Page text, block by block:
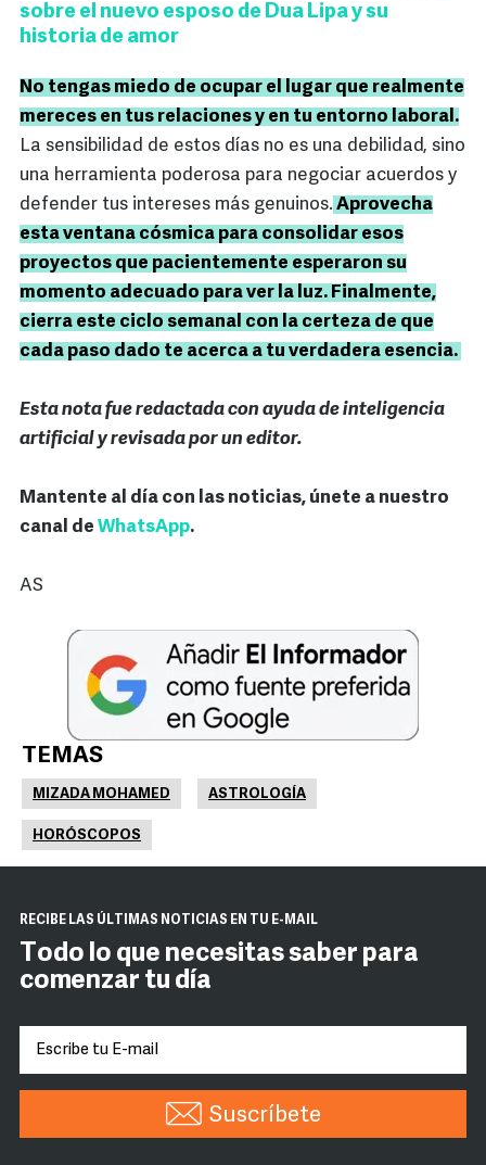
sobre el nuevo esposo de Dua Lipa y su
historia de amor
No tengas miedo de ocupar el lugar que realmente
mereces en tus relaciones y en tu entorno laboral.
La sensibilidad de estos días no es una debilidad, sino
una herramienta poderosa para negociar acuerdos y
defender tus intereses más genuinos. Aprovecha
esta ventana cósmica para consolidar esos
proyectos que pacientemente esperaron su
momento adecuado para ver la luz. Finalmente,
cierra este ciclo semanal con la certeza de que
cada paso dado te acerca a tu verdadera esencia.
Esta nota fue redactada con ayuda de inteligencia
artificial y revisada por un editor.
Mantente al día con las noticias, únete a nuestro
canal de WhatsApp.
AS
TEMAS
MIZADA MOHAMED ASTROLOGÍA
HORÓSCOPOS
RECIBE LAS ÚLTIMAS NOTICIAS EN TU E-MAIL
Todo lo que necesitas saber para
comenzar tu día
Suscríbete